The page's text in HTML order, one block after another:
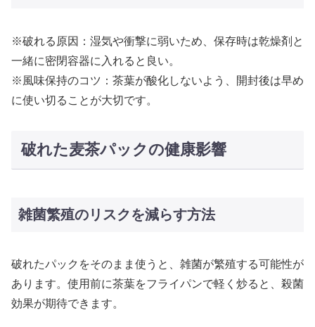
※破れる原因：湿気や衝撃に弱いため、保存時は乾燥剤と
一緒に密閉容器に入れると良い。
※風味保持のコツ：茶葉が酸化しないよう、開封後は早め
に使い切ることが大切です。
破れた麦茶パックの健康影響
雑菌繁殖のリスクを減らす方法
破れたパックをそのまま使うと、雑菌が繁殖する可能性が
あります。使用前に茶葉をフライパンで軽く炒ると、殺菌
効果が期待できます。